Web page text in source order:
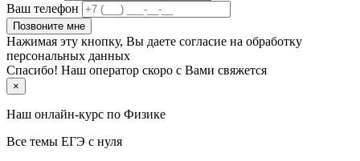
Ваш телефон
Позвоните мне
Нажимая эту кнопку, Вы даете согласие на обработку
персональных данных
Спасибо! Наш оператор скоро с Вами свяжется
×
Наш онлайн-курс по Физике
Все темы ЕГЭ с нуля